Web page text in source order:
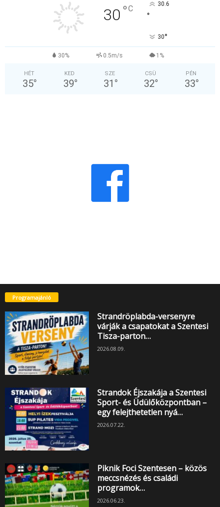
30 °C 30.6
°
30°
30% 0.5m/s 1%
HÉT
35°
KED
39°
SZE
31 °
CSÜ
32°
PÉN
33°
Programajánló
Strandröplabda-versenyre
várják a csapatokat a Szentesi
Tisza-parton…
2026.08.09.
Strandok Éjszakája a Szentesi
Sport- és Üdülőközpontban –
egy felejthetetlen nyá…
2026.07.22.
Piknik Foci Szentesen – közös
meccsnézés és családi
programok…
2026.06.23.